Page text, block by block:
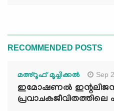
RECOMMENDED POSTS
മഅ്റൂഫ് മൂച്ചിക്കല്‍ Sep
ഇമോഷണൽ
പ്രവാചകജീവിതത്തിലെ